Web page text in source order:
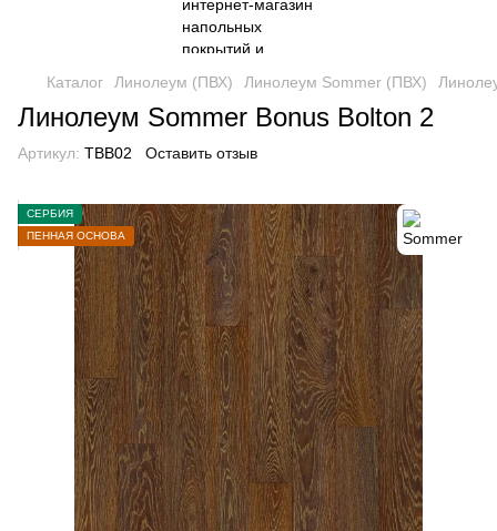
Каталог Линолеум (ПВХ) Линолеум Sommer (ПВХ)
Линолеум Sommer Bonus Bolton 2
Артикул: TBB02 Оставить отзыв
СЕРБИЯ
ПЕННАЯ ОСНОВА